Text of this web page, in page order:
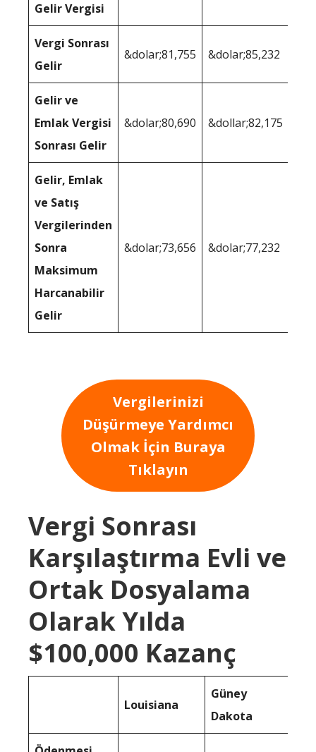
Gelir Vergisi
Vergi Sonrası
Gelir
&dolar;81,755 &dolar;85,232
Gelir ve
Emlak Vergisi
Sonrası Gelir
&dolar;80,690 &dollar;82,175
Gelir, Emlak
ve Satış
Vergilerinden
Sonra
Maksimum
Harcanabilir
Gelir
&dolar;73,656 &dolar;77,232
Vergilerinizi
Düşürmeye Yardımcı
Olmak İçin Buraya
Tıklayın
Vergi Sonrası
Karşılaştırma Evli ve
Ortak Dosyalama
Olarak Yılda
$100,000 Kazanç
Louisiana
Güney
Dakota